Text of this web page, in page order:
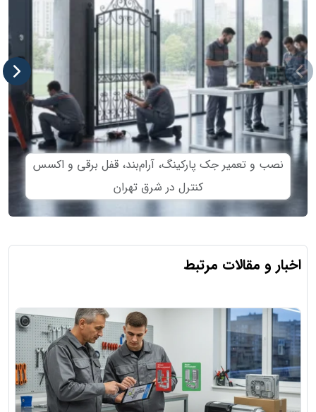
نصب و تعمیر جک پارکینگ، آرام‌بند، قفل برقی و اکسس
کنترل در شرق تهران
اخبار و مقالات مرتبط